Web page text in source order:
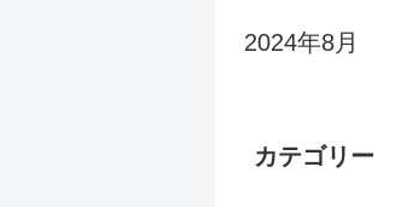
2024年8月
カテゴリー